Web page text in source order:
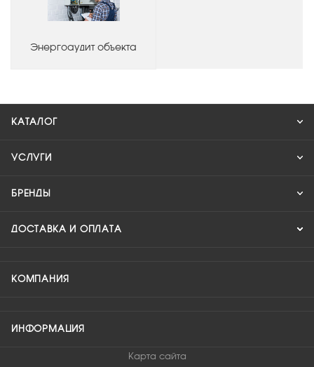
Энергоаудит объекта
КАТАЛОГ
УСЛУГИ
БРЕНДЫ
ДОСТАВКА И ОПЛАТА
КОМПАНИЯ
ИНФОРМАЦИЯ
Карта сайта